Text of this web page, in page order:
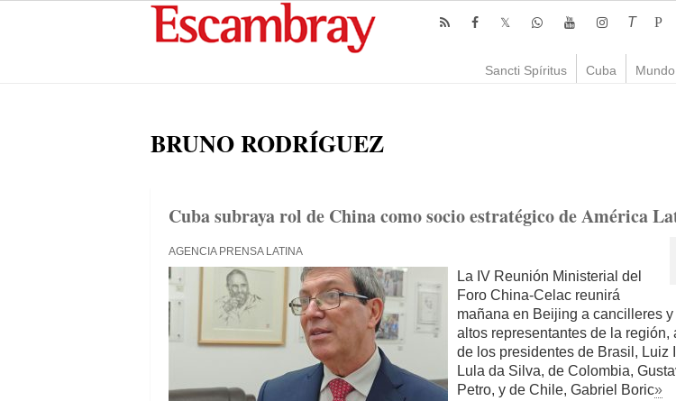
T P
Sancti Spíritus Cuba Mundo
BRUNO RODRÍGUEZ
Cuba subraya rol de China como socio estratégico de América
AGENCIA PRENSA LATINA
La IV Reunión Ministerial del
Foro China-Celac reunirá
mañana en Beijing a cancilleres y
altos representantes de la región,
de los presidentes de Brasil, Luiz
Lula da Silva, de Colombia,
Petro, y de Chile, Gabriel Boric»